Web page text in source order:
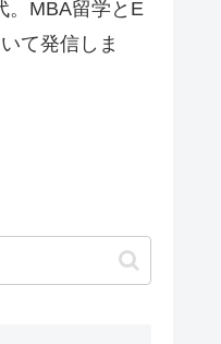
。MBA留学とE
て発信しま